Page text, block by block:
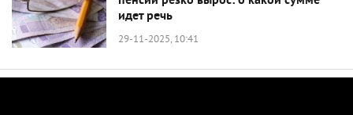
идет речь
29-11-2025, 10:41